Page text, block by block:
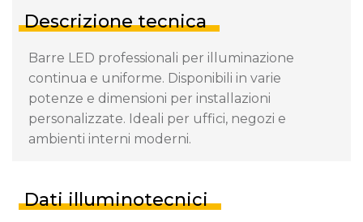
Descrizione tecnica
Barre LED professionali per illuminazione
continua e uniforme. Disponibili in varie
potenze e dimensioni per installazioni
personalizzate. Ideali per uffici, negozi e
ambienti interni moderni.
Dati illuminotecnici